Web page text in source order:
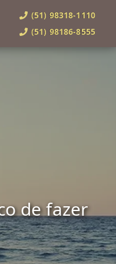
(51) 98318-1110
(51) 98186-8555
de fazer